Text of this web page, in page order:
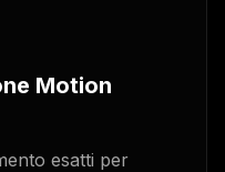
Motion
esatti per